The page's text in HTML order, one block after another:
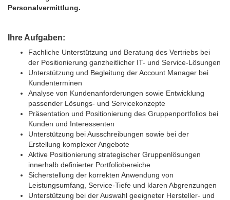
Personalvermittlung.
Ihre Aufgaben:
Fachliche Unterstützung und Beratung des Vertriebs bei
der Positionierung ganzheitlicher IT- und Service-Lösungen
Unterstützung und Begleitung der Account Manager bei
Kundenterminen
Analyse von Kundenanforderungen sowie Entwicklung
passender Lösungs- und Servicekonzepte
Präsentation und Positionierung des Gruppenportfolios bei
Kunden und Interessenten
Unterstützung bei Ausschreibungen sowie bei der
Erstellung komplexer Angebote
Aktive Positionierung strategischer Gruppenlösungen
innerhalb definierter Portfoliobereiche
Sicherstellung der korrekten Anwendung von
Leistungsumfang, Service-Tiefe und klaren Abgrenzungen
Unterstützung bei der Auswahl geeigneter Hersteller- und